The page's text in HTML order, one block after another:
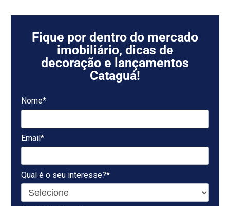
Fique por dentro do mercado
imobiliário, dicas de
decoração e lançamentos
Cataguá!
Nome*
Email*
Qual é o seu interesse?*